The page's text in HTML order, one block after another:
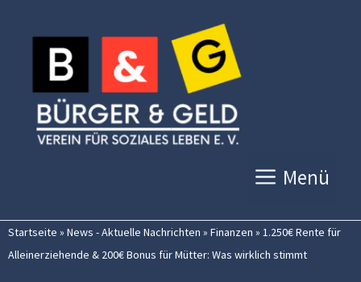
Inhalt
springen
Menü
Startseite » News - Aktuelle Nachrichten » Finanzen » 1.250€ Rente für
Alleinerziehende & 200€ Bonus für Mütter: Was wirklich stimmt